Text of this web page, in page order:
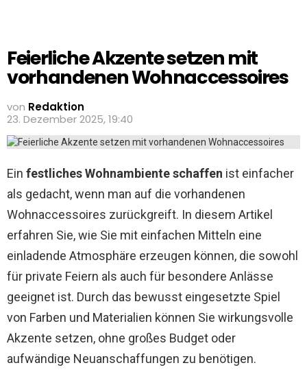
Feierliche Akzente setzen mit
vorhandenen Wohnaccessoires
von Redaktion
23. Dezember 2025, 19:40
Ein festliches Wohnambiente schaffen ist einfacher
als gedacht, wenn man auf die vorhandenen
Wohnaccessoires zurückgreift. In diesem Artikel
erfahren Sie, wie Sie mit einfachen Mitteln eine
einladende Atmosphäre erzeugen können, die sowohl
für private Feiern als auch für besondere Anlässe
geeignet ist. Durch das bewusst eingesetzte Spiel
von Farben und Materialien können Sie wirkungsvolle
Akzente setzen, ohne großes Budget oder
aufwändige Neuanschaffungen zu benötigen.